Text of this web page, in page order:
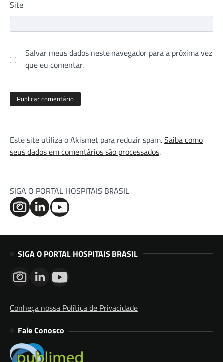
Site
Salvar meus dados neste navegador para a próxima vez
que eu comentar.
Este site utiliza o Akismet para reduzir spam.Saiba como
seus dados em comentários são processados.
SIGA O PORTAL HOSPITAIS BRASIL
SIGA O PORTAL HOSPITAIS BRASIL
Conheça nossa Política de Privacidade
Fale Conosco